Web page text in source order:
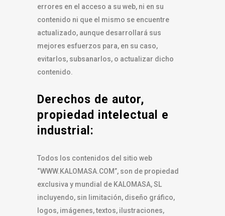
errores en el acceso a su web, ni en su
contenido ni que el mismo se encuentre
actualizado, aunque desarrollará sus
mejores esfuerzos para, en su caso,
evitarlos, subsanarlos, o actualizar dicho
contenido.
Derechos de autor,
propiedad intelectual e
industrial:
Todos los contenidos del sitio web
“WWW.KALOMASA.COM”, son de propiedad
exclusiva y mundial de KALOMASA, SL
incluyendo, sin limitación, diseño gráfico,
logos, imágenes, textos, ilustraciones,